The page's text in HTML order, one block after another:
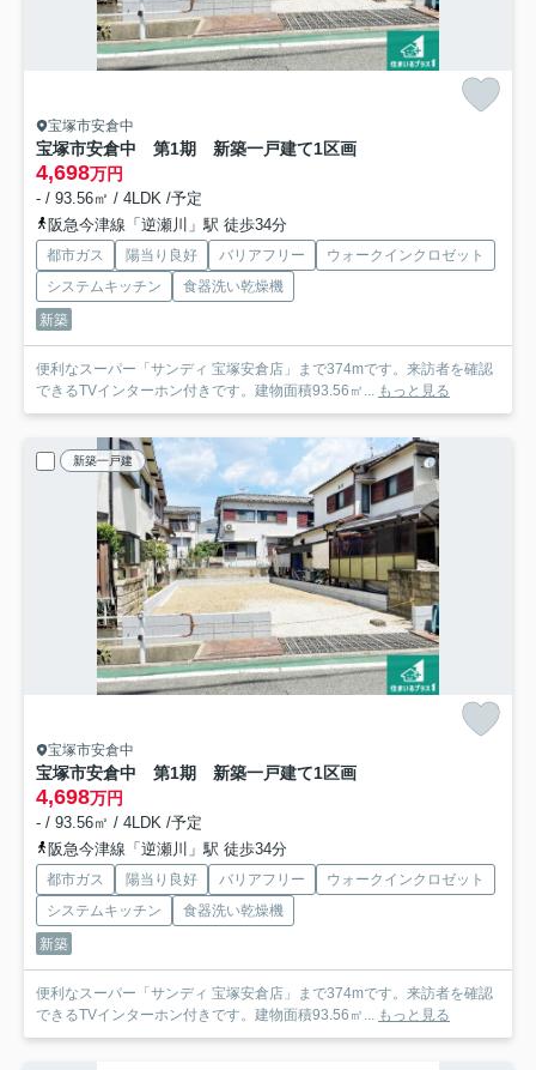
宝塚市安倉中
宝塚市安倉中 第1期 新築一戸建て1区画
4,698万円
- / 93.56㎡ / 4LDK /予定
阪急今津線「逆瀬川」駅 徒歩34分
都市ガス 陽当り良好 バリアフリー
ウォークインクロゼット
システムキッチン
食器洗い乾燥機
新築
便利なスーパー「サンディ 宝塚安倉店」まで374mです。来訪者を確認
できるTVインターホン付きです。建物面積93.56㎡... もっと見る
新築一戸建
宝塚市安倉中
宝塚市安倉中 第1期 新築一戸建て1区画
4,698万円
- / 93.56㎡ / 4LDK /予定
阪急今津線「逆瀬川」駅 徒歩34分
都市ガス 陽当り良好 バリアフリー
ウォークインクロゼット
システムキッチン
食器洗い乾燥機
新築
便利なスーパー「サンディ 宝塚安倉店」まで374mです。来訪者を確認
できるTVインターホン付きです。建物面積93.56㎡... もっと見る